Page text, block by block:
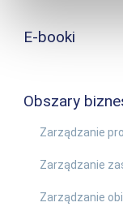
E-booki
Obszary
Zarządzanie
Zarządzanie
Zarządzanie